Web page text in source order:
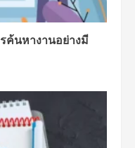
ค้นหางานอย่างมี